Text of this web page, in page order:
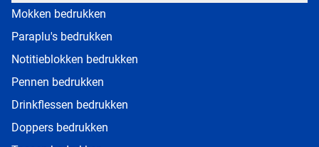
Mokken bedrukken
Paraplu's bedrukken
Notitieblokken bedrukken
Pennen bedrukken
Drinkflessen bedrukken
Doppers bedrukken